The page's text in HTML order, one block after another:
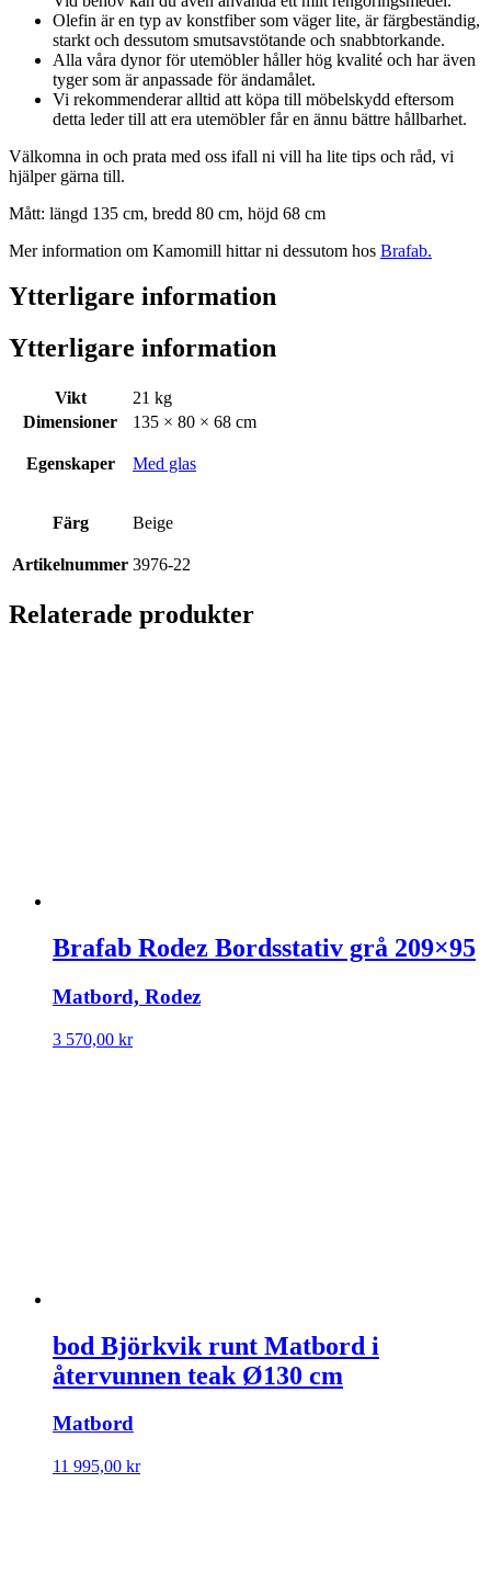
Olefin är en typ av konstfiber som väger lite, är färgbeständig,
starkt och dessutom smutsavstötande och snabbtorkande.
Alla våra dynor för utemöbler håller hög kvalité och har även
tyger som är anpassade för ändamålet.
Vi rekommenderar alltid att köpa till möbelskydd eftersom
detta leder till att era utemöbler får en ännu bättre hållbarhet.
Välkomna in och prata med oss ifall ni vill ha lite tips och råd, vi
hjälper gärna till.
Mått: längd 135 cm, bredd 80 cm, höjd 68 cm
Mer information om Kamomill hittar ni dessutom hos Brafab.
Ytterligare information
Ytterligare information
Vikt
21 kg
Dimensioner
135 × 80 × 68 cm
Egenskaper Med glas
Färg Beige
Artikelnummer 3976-22
Relaterade produkter
Brafab Rodez Bordsstativ grå 209×95
Matbord, Rodez
3 570,00 kr
bod Björkvik runt Matbord i
återvunnen teak Ø130 cm
Matbord
11 995,00 kr